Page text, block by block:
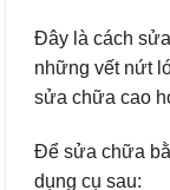
Đây là cách
những vết nứt
sửa chữa cao
Để sửa chữa
dụng cụ sau: